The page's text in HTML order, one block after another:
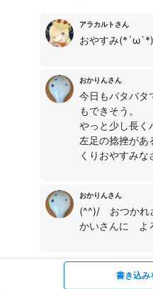
アラカルトさん
おやすみ(*´ω`*)
おかりんさん
今日もバタバタ
もできそう。
やっと少し長く
左足の捻挫があ
くりおやすみ
おかりんさん
(^^)/ おつかれ
かいさんに
書き込み